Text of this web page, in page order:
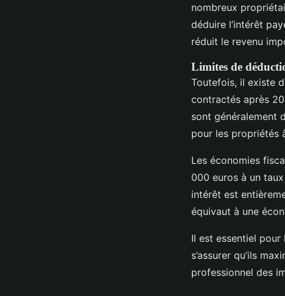
nombreux
déduire l’intérêt
réduit le revenu
Limites de
Toutefois, il existe
contractés après
sont généralement
pour les propriétés
Les économies
000 euros à un
intérêt est
équivaut à une
Il est essentiel
s’assurer qu’ils
professionnel des